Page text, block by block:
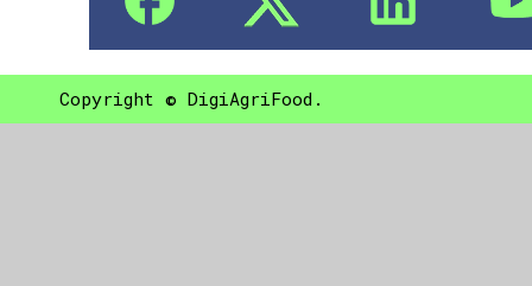
Copyright © DigiAgriFood.